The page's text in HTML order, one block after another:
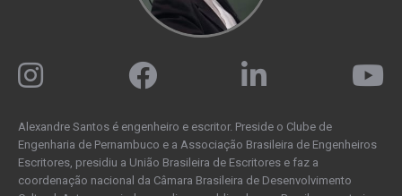
Alexandre Santos é engenheiro e escritor. Preside o Clube de
Engenharia de Pernambuco e a Associação Brasileira de Engenheiros
Escritores, presidiu a União Brasileira de Escritores e faz a
coordenação nacional da Câmara Brasileira de Desenvolvimento